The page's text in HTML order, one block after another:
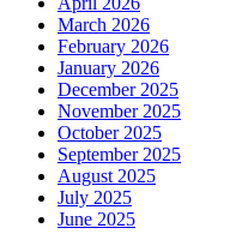
March 2026
February 2026
January 2026
December 2025
November 2025
October 2025
September 2025
August 2025
July 2025
June 2025